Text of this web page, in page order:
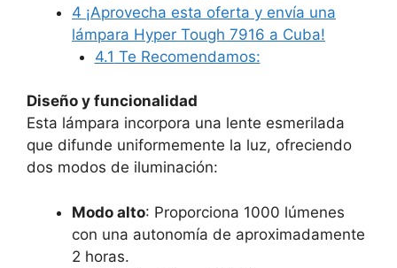
4 ¡Aprovecha esta oferta y envía una
lámpara Hyper Tough 7916 a Cuba!
4.1 Te Recomendamos:
Diseño y funcionalidad
Esta lámpara incorpora una lente esmerilada
que difunde uniformemente la luz, ofreciendo
dos modos de iluminación:
Modo alto: Proporciona 1000 lúmenes
con una autonomía de aproximadamente
2 horas.